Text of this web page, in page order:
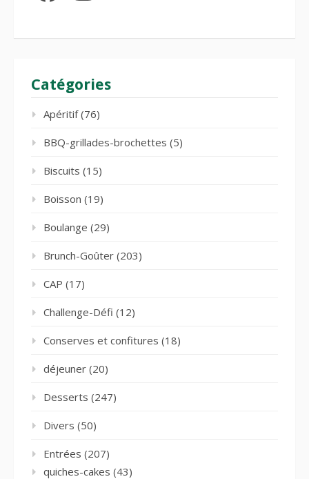
Catégories
Apéritif(76)
BBQ-grillades-brochettes (5)
Biscuits (15)
Boisson (19)
Boulange (29)
Brunch-Goûter (203)
CAP (17)
Challenge-Défi (12)
Conserves et confitures (18)
déjeuner (20)
Desserts (247)
Divers (50)
Entrées (207)
quiches-cakes (43)